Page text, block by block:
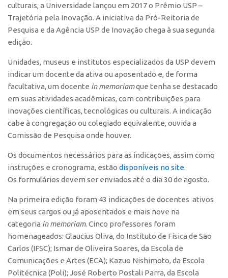
CEPIX
CPEs
PRPI/USP
InovaUSP
Comunicação
Agenda AUSPIN
Fala Inovação
Premiações
Edição 2021
Edição 2017
Inovação em Números
Propriedade Intelectual
culturais, a Universidade lançou em 2017 o Prêmio USP –
Trajetória pela Inovação. A iniciativa da Pró-Reitoria de
Pesquisa e da Agência USP de Inovação chega à sua segunda
edição.
Unidades, museus e institutos especializados da USP devem
indicar um docente da ativa ou aposentado e, de forma
facultativa, um docente in memoriamque tenha se destacado
em suas atividades acadêmicas, com contribuições para
inovações científicas, tecnológicas ou culturais. A indicação
cabe à congregação ou colegiado equivalente, ouvida a
Comissão de Pesquisa onde houver.
Os documentos necessários para as indicações, assim como
instruções e cronograma, estão disponíveis no site.
Os formulários devem ser enviados até o dia 30 de agosto.
Na primeira edição foram 43 indicações de docentes ativos
em seus cargos ou já aposentados e mais nove na
categoria in memoriam. Cinco professores foram
homenageados: Glaucius Oliva, do Instituto de Física de São
Carlos (IFSC); Ismar de Oliveira Soares, da Escola de
Comunicações e Artes (ECA); Kazuo Nishimoto, da Escola
Politécnica (Poli); José Roberto Postali Parra, da Escola